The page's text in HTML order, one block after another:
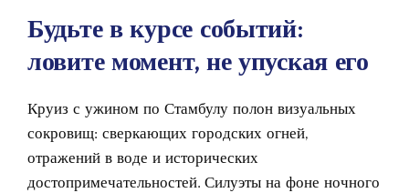
Будьте в курсе событий:
ловите момент, не упуская его
Круиз с ужином по Стамбулу полон визуальных
сокровищ: сверкающих городских огней,
отражений в воде и исторических
достопримечательностей. Силуэты на фоне ночного